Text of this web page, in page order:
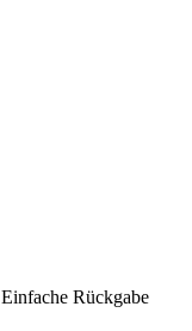
Einfache Rückgabe